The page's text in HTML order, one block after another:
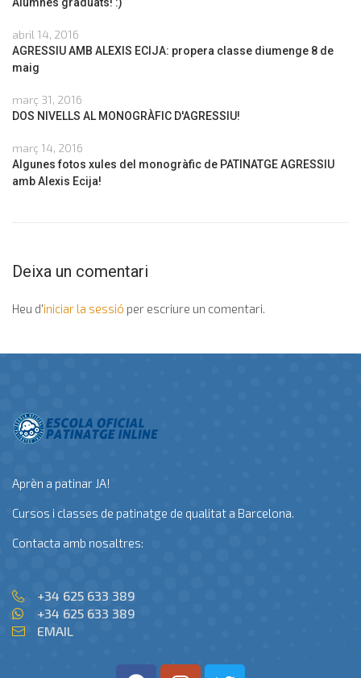
abril 14, 2016
AGRESSIU AMB ALEXIS ECIJA: propera classe diumenge 8 de
maig
març 31, 2016
DOS NIVELLS AL MONOGRÀFIC D'AGRESSIU!
març 14, 2016
Algunes fotos xules del monogràfic de PATINATGE AGRESSIU
amb Alexis Ecija!
Deixa un comentari
Heu d'iniciar la sessió per escriure un comentari.
Aprèn a patinar JA!
Cursos i classes de patinatge de qualitat a Barcelona.
Contacta amb nosaltres:
+34 625 633 389
+34 625 633 389
EMAIL